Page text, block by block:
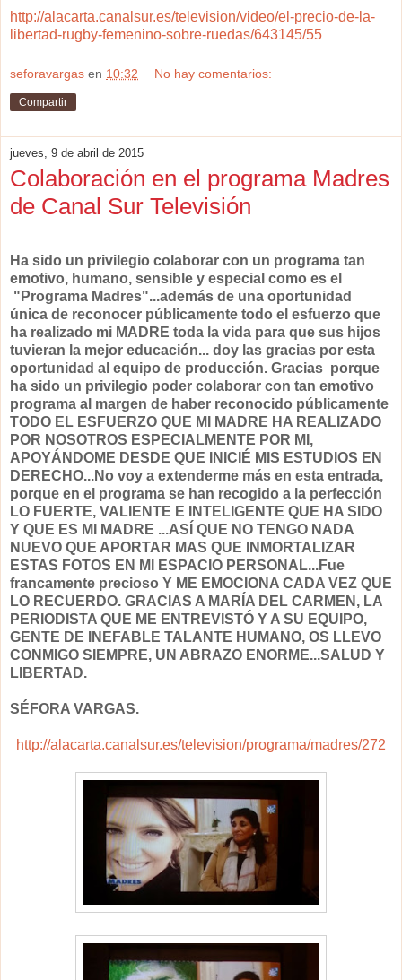
http://alacarta.canalsur.es/television/video/el-precio-de-la-
libertad-rugby-femenino-sobre-ruedas/643145/55
seforavargas en 10:32 No hay comentarios:
Compartir
jueves, 9 de abril de 2015
Colaboración en el programa Madres
de Canal Sur Televisión
Ha sido un privilegio colaborar con un programa tan
emotivo, humano, sensible y especial como es el
"Programa Madres"...además de una oportunidad
única de reconocer públicamente todo el esfuerzo que
ha realizado mi MADRE toda la vida para que sus hijos
tuvieran la mejor educación... doy las gracias por esta
oportunidad al equipo de producción. Gracias porque
ha sido un privilegio poder colaborar con tan emotivo
programa al margen de haber reconocido públicamente
TODO EL ESFUERZO QUE MI MADRE HA REALIZADO
POR NOSOTROS ESPECIALMENTE POR MI,
APOYÁNDOME DESDE QUE INICIÉ MIS ESTUDIOS EN
DERECHO...No voy a extenderme más en esta entrada,
porque en el programa se han recogido a la perfección
LO FUERTE, VALIENTE E INTELIGENTE QUE HA SIDO
Y QUE ES MI MADRE ...ASÍ QUE NO TENGO NADA
NUEVO QUE APORTAR MAS QUE INMORTALIZAR
ESTAS FOTOS EN MI ESPACIO PERSONAL...Fue
francamente precioso Y ME EMOCIONA CADA VEZ QUE
LO RECUERDO. GRACIAS A MARÍA DEL CARMEN, LA
PERIODISTA QUE ME ENTREVISTÓ Y A SU EQUIPO,
GENTE DE INEFABLE TALANTE HUMANO, OS LLEVO
CONMIGO SIEMPRE, UN ABRAZO ENORME...SALUD Y
LIBERTAD.
SÉFORA VARGAS.
http://alacarta.canalsur.es/television/programa/madres/272